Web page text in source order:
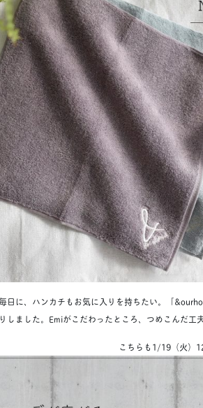
日に、ハンカチもお気に入りを持ちたい。「
しました。Emiがこだわったところ、つめこんだ
こちらも1/19（火）